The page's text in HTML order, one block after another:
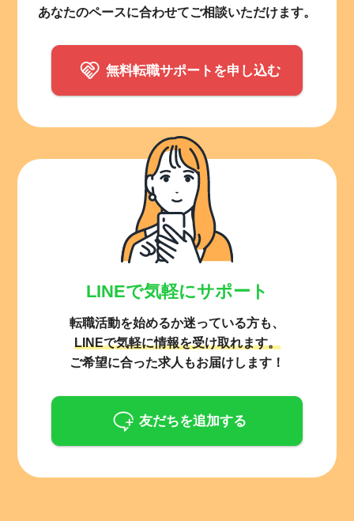
あなたのペースに合わせてご相談いただけます。
無料転職サポートを申し込む
LINEで気軽にサポート
転職活動を始めるか迷っている方も、
LINEで気軽に情報を受け取れます。
ご希望に合った求人もお届けします！
友だちを追加する